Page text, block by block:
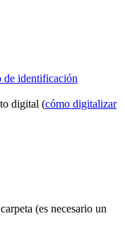
de identificación
digital (cómo digitalizar
(es necesario un